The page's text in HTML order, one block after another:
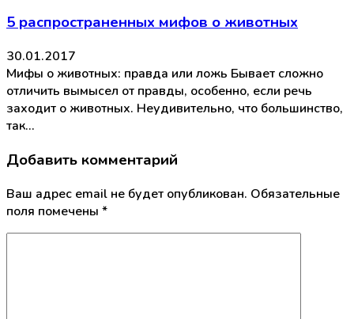
5 распространенных мифов о животных
30.01.2017
Мифы о животных: правда или ложь Бывает сложно
отличить вымысел от правды, особенно, если речь
заходит о животных. Неудивительно, что большинство,
так…
Добавить комментарий
Ваш адрес email не будет опубликован. Обязательные
поля помечены *